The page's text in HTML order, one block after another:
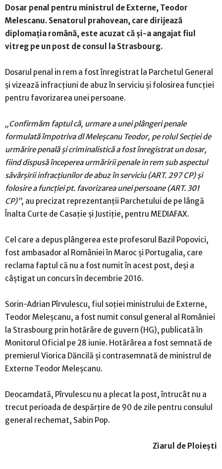
Dosar penal pentru ministrul de Externe, Teodor
Melescanu. Senatorul prahovean, care dirijează
diplomația română, este acuzat că și-a angajat fiul
vitreg pe un post de consul la Strasbourg.
Dosarul penal in rem a fost înregistrat la Parchetul General
și vizează infracţiuni de abuz în serviciu şi folosirea funcţiei
pentru favorizarea unei persoane.
„Confirmăm faptul că, urmare a unei plângeri penale
formulată împotriva dl Meleşcanu Teodor, pe rolul Secţiei de
urmărire penală şi criminalistică a fost înregistrat un dosar,
fiind dispusă începerea urmăririi penale in rem sub aspectul
săvârşirii infracţiunilor de abuz în serviciu (ART. 297 CP) şi
folosire a funcţiei pt. favorizarea unei persoane (ART. 301
CP)”, au precizat reprezentanţii Parchetului de pe lângă
Înalta Curte de Casaţie şi Justiţie, pentru MEDIAFAX.
Cel care a depus plângerea este profesorul Bazil Popovici,
fost ambasador al României în Maroc şi Portugalia, care
reclama faptul că nu a fost numit în acest post, deşi a
câştigat un concurs în decembrie 2016.
Sorin-Adrian Pîrvulescu, fiul soţiei ministrului de Externe,
Teodor Meleşcanu, a fost numit consul general al României
la Strasbourg prin hotărâre de guvern (HG), publicată în
Monitorul Oficial pe 28 iunie. Hotărârea a fost semnată de
premierul Viorica Dăncilă şi contrasemnată de ministrul de
Externe Teodor Meleşcanu.
Deocamdată, Pîrvulescu nu a plecat la post, întrucât nu a
trecut perioada de despărţire de 90 de zile pentru consulul
general rechemat, Sabin Pop.
Ziarul de Ploiești